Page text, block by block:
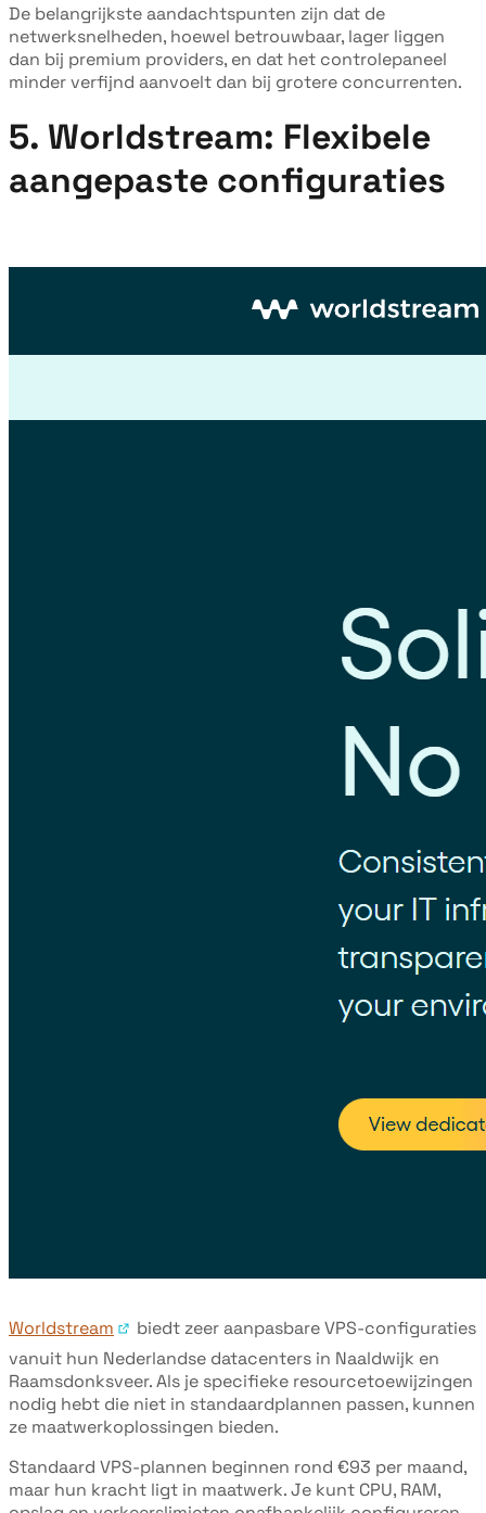
De belangrijkste aandachtspunten zijn dat de
netwerksnelheden, hoewel betrouwbaar, lager liggen
dan bij premium providers, en dat het controlepaneel
minder verfijnd aanvoelt dan bij grotere concurrenten.
5. Worldstream: Flexibele
aangepaste configuraties
Worldstream
biedt zeer aanpasbare VPS-configuraties
vanuit hun Nederlandse datacenters in Naaldwijk en
Raamsdonksveer. Als je specifieke resourcetoewijzingen
nodig hebt die niet in standaardplannen passen, kunnen
ze maatwerkoplossingen bieden.
Standaard VPS-plannen beginnen rond €93 per maand,
maar hun kracht ligt in maatwerk. Je kunt CPU, RAM,